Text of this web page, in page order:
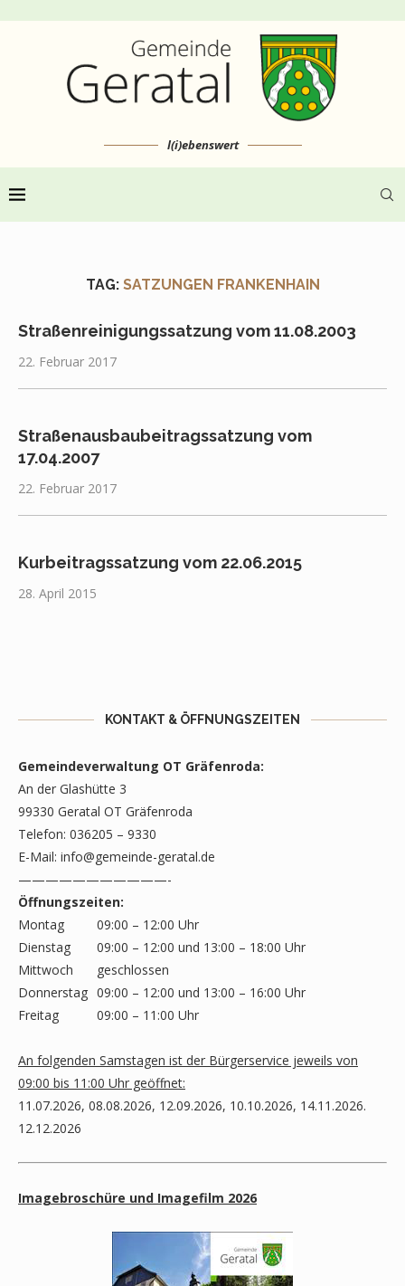
l(i)ebenswert
TAG: SATZUNGEN FRANKENHAIN
Straßenreinigungssatzung vom 11.08.2003
22. Februar 2017
Straßenausbaubeitragssatzung vom
17.04.2007
22. Februar 2017
Kurbeitragssatzung vom 22.06.2015
28. April 2015
KONTAKT & ÖFFNUNGSZEITEN
Gemeindeverwaltung OT Gräfenroda:
An der Glashütte 3
99330 Geratal OT Gräfenroda
Telefon: 036205 – 9330
E-Mail: info@gemeinde-geratal.de
———————————-
Öffnungszeiten:
Montag
09:00 – 12:00 Uhr
Dienstag
09:00 – 12:00 und 13:00 – 18:00 Uhr
Mittwoch
geschlossen
Donnerstag 09:00 – 12:00 und 13:00 – 16:00 Uhr
Freitag
09:00 – 11:00 Uhr
An folgenden Samstagen ist der Bürgerservice jeweils von
09:00 bis 11:00 Uhr geöffnet:
11.07.2026, 08.08.2026, 12.09.2026, 10.10.2026, 14.11.2026.
12.12.2026
Imagebroschüre und Imagefilm 2026